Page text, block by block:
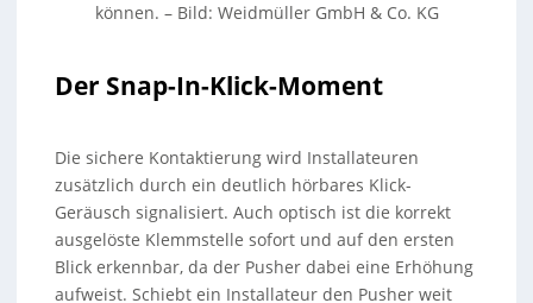
können. – Bild: Weidmüller GmbH & Co. KG
Der Snap-In-Klick-Moment
Die sichere Kontaktierung wird Installateuren
zusätzlich durch ein deutlich hörbares Klick-
Geräusch signalisiert. Auch optisch ist die korrekt
ausgelöste Klemmstelle sofort und auf den ersten
Blick erkennbar, da der Pusher dabei eine Erhöhung
aufweist. Schiebt ein Installateur den Pusher weit